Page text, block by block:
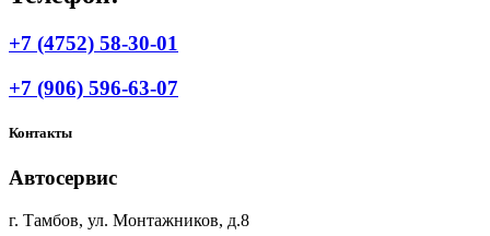
+7 (4752) 58-30-01
+7 (906) 596-63-07
Контакты
Автосервис
г. Тамбов, ул. Монтажников, д.8